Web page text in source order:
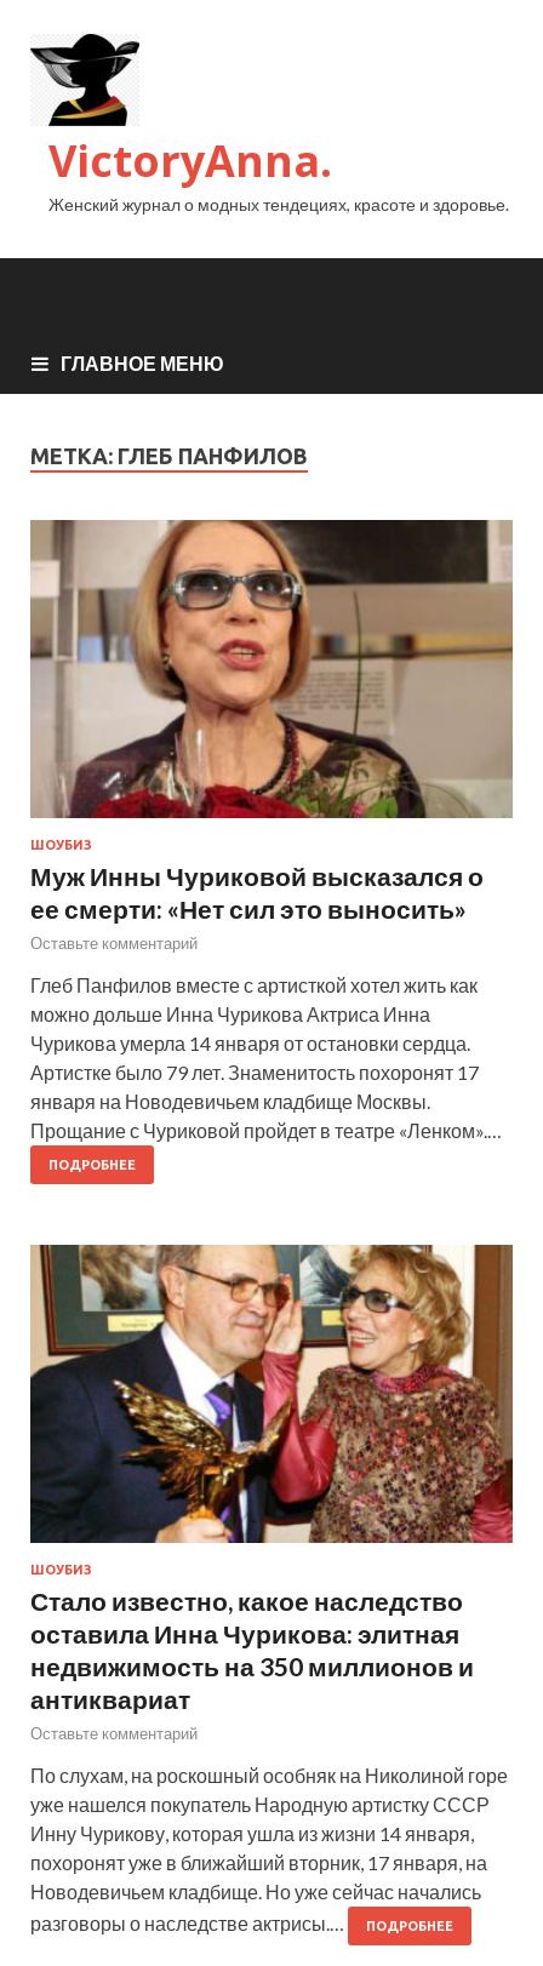
VictoryAnna.
Женский журнал о модных тендециях, красоте и здоровье.
ГЛАВНОЕ МЕНЮ
МЕТКА: ГЛЕБ ПАНФИЛОВ
ШОУБИЗ
Муж Инны Чуриковой высказался о
ее смерти: «Нет сил это выносить»
Оставьте комментарий
Глеб Панфилов вместе с артисткой хотел жить как
можно дольше Инна Чурикова Актриса Инна
Чурикова умерла 14 января от остановки сердца.
Артистке было 79 лет. Знаменитость похоронят 17
января на Новодевичьем кладбище Москвы.
Прощание с Чуриковой пройдет в театре «Ленком».…
ПОДРОБНЕЕ
ШОУБИЗ
Стало известно, какое наследство
оставила Инна Чурикова: элитная
недвижимость на 350 миллионов и
антиквариат
Оставьте комментарий
По слухам, на роскошный особняк на Николиной горе
уже нашелся покупатель Народную артистку СССР
Инну Чурикову, которая ушла из жизни 14 января,
похоронят уже в ближайший вторник, 17 января, на
Новодевичьем кладбище. Но уже сейчас начались
разговоры о наследстве актрисы.…
ПОДРОБНЕЕ